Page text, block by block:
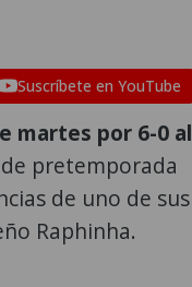
Suscríbete en YouTube
martes por 6-0 al
pretemporada
de uno de sus
Raphinha.